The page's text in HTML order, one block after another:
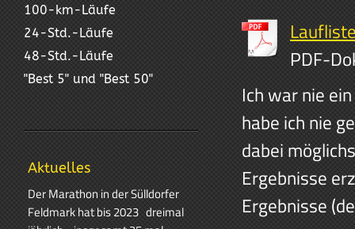
100-km-Läufe
24-Std.-Läufe
48-Std.-Läufe
"Best 5" und "Best 50"
Aktuelles
Der Marathon in der Sülldorfer
Feldmark hat bis 2023 dreimal
PDF-
Ich war nie
habe ich nie
dabei
Ergebnisse
Ergebnisse